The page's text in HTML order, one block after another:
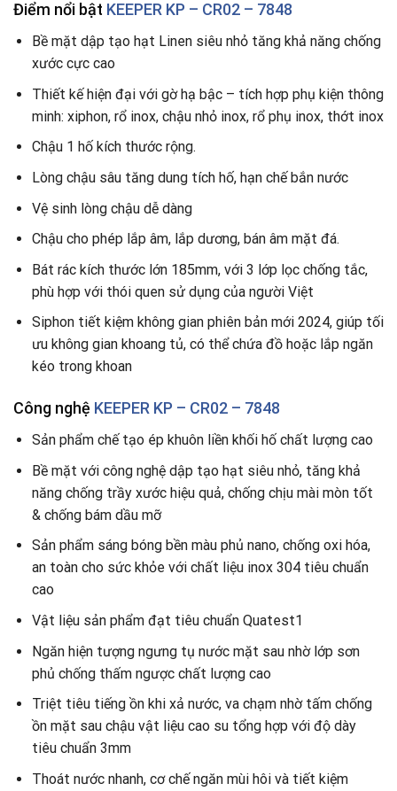
Điểm nổi bật KEEPER KP – CR02 – 7848
Bề mặt dập tạo hạt Linen siêu nhỏ tăng khả năng chống
xước cực cao
Thiết kế hiện đại với gờ hạ bậc – tích hợp phụ kiện thông
minh: xiphon, rổ inox, chậu nhỏ inox, rổ phụ inox, thớt inox
Chậu 1 hố kích thước rộng.
Lòng chậu sâu tăng dung tích hố, hạn chế bắn nước
Vệ sinh lòng chậu dễ dàng
Chậu cho phép lắp âm, lắp dương, bán âm mặt đá.
Bát rác kích thước lớn 185mm, với 3 lớp lọc chống tắc,
phù hợp với thói quen sử dụng của người Việt
Siphon tiết kiệm không gian phiên bản mới 2024, giúp tối
ưu không gian khoang tủ, có thể chứa đồ hoặc lắp ngăn
kéo trong khoan
Công nghệ KEEPER KP – CR02 – 7848
Sản phẩm chế tạo ép khuôn liền khối hố chất lượng cao
Bề mặt với công nghệ dập tạo hạt siêu nhỏ, tăng khả
năng chống trầy xước hiệu quả, chống chịu mài mòn tốt
& chống bám dầu mỡ
Sản phẩm sáng bóng bền màu phủ nano, chống oxi hóa,
an toàn cho sức khỏe với chất liệu inox 304 tiêu chuẩn
cao
Vật liệu sản phẩm đạt tiêu chuẩn Quatest1
Ngăn hiện tượng ngưng tụ nước mặt sau nhờ lớp sơn
phủ chống thấm ngược chất lượng cao
Triệt tiêu tiếng ồn khi xả nước, va chạm nhờ tấm chống
ồn mặt sau chậu vật liệu cao su tổng hợp với độ dày
tiêu chuẩn 3mm
Thoát nước nhanh, cơ chế ngăn mùi hôi và tiết kiệm